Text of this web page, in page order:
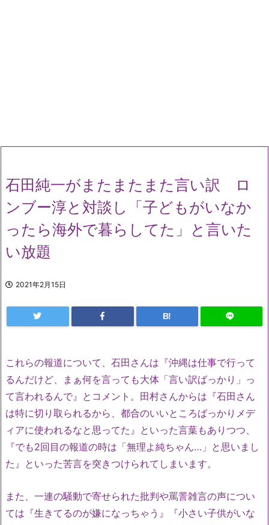
石田純一がまたまたまた言い訳 ロ
ンブー淳と対談し「子どもがいなか
ったら海外で暮らしてた」と言いた
い放題
2021年2月15日
B!
これらの報道について、石田さんは『沖縄は仕事で行って
るんだけど、まぁ何を言っても大体「言い訳ばっかり」っ
て言われるんで』とコメント。田村さんからは『石田さん
は特に切り取られるから、都合のいいところばっかりメデ
ィアに使われるなと思ってた』といった言葉もありつつ、
『でも2回目の報道の時は「無理よ純ちゃん…」と思いまし
た』といった苦言を突きつけられてしまいます。
また、一連の騒動で寄せられた批判や罵詈雑言の声につい
ては『生きてるのが嫌になっちゃう』『小さい子供がいな